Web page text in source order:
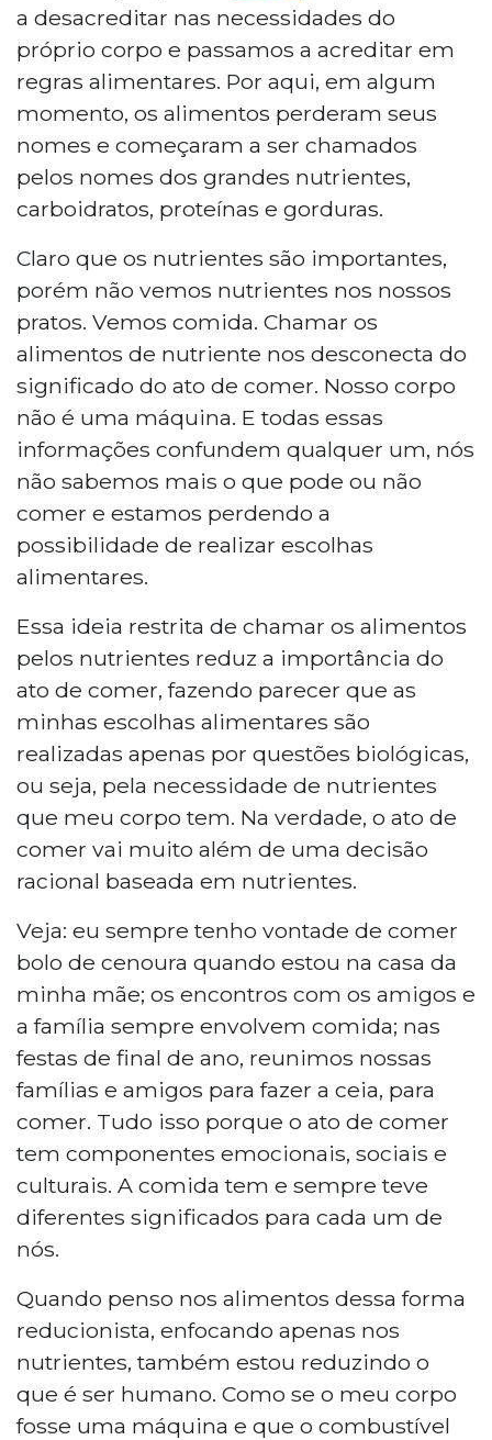
a desacreditar nas necessidades do
próprio corpo e passamos a acreditar em
regras alimentares. Por aqui, em algum
momento, os alimentos perderam seus
nomes e começaram a ser chamados
pelos nomes dos grandes nutrientes,
carboidratos, proteínas e gorduras.
Claro que os nutrientes são importantes,
porém não vemos nutrientes nos nossos
pratos. Vemos comida. Chamar os
alimentos de nutriente nos desconecta do
significado do ato de comer. Nosso corpo
não é uma máquina. E todas essas
informações confundem qualquer um, nós
não sabemos mais o que pode ou não
comer e estamos perdendo a
possibilidade de realizar escolhas
alimentares.
Essa ideia restrita de chamar os alimentos
pelos nutrientes reduz a importância do
ato de comer, fazendo parecer que as
minhas escolhas alimentares são
realizadas apenas por questões biológicas,
ou seja, pela necessidade de nutrientes
que meu corpo tem. Na verdade, o ato de
comer vai muito além de uma decisão
racional baseada em nutrientes.
Veja: eu sempre tenho vontade de comer
bolo de cenoura quando estou na casa da
minha mãe; os encontros com os amigos e
a família sempre envolvem comida; nas
festas de final de ano, reunimos nossas
famílias e amigos para fazer a ceia, para
comer. Tudo isso porque o ato de comer
tem componentes emocionais, sociais e
culturais. A comida tem e sempre teve
diferentes significados para cada um de
nós.
Quando penso nos alimentos dessa forma
reducionista, enfocando apenas nos
nutrientes, também estou reduzindo o
que é ser humano. Como se o meu corpo
fosse uma máquina e que o combustível